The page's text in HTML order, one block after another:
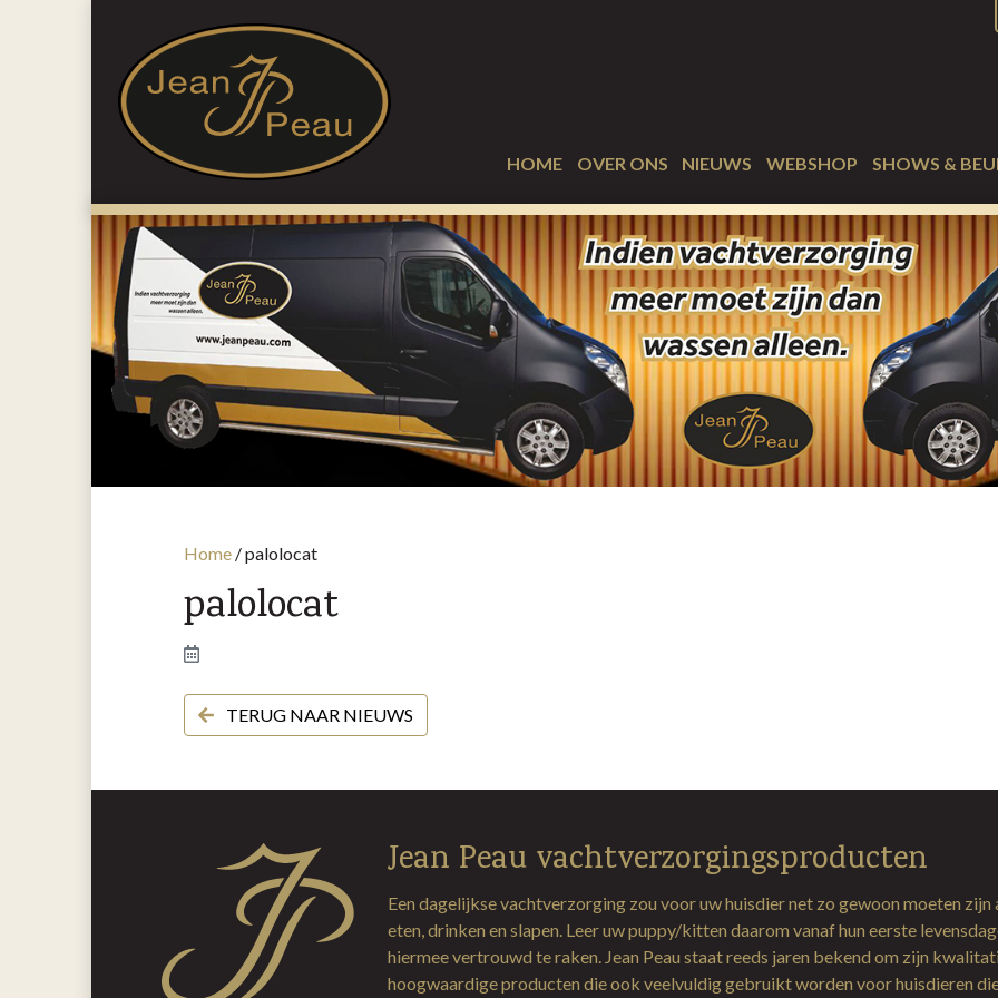
HOME OVER ONS NIEUWS WEBSHOP SHOWS &
Home /palolocat
palolocat
TERUG NAAR NIEUWS
Jean Peau vachtverzorgingsproducten
Een dagelijkse vachtverzorging zou voor uw huisdier net zo gewoon moeten zijn
eten, drinken en slapen. Leer uw puppy/kitten daarom vanaf hun eerste
hiermee vertrouwd te raken. Jean Peau staat reeds jaren bekend om zijn
hoogwaardige producten die ook veelvuldig gebruikt worden voor huisdieren